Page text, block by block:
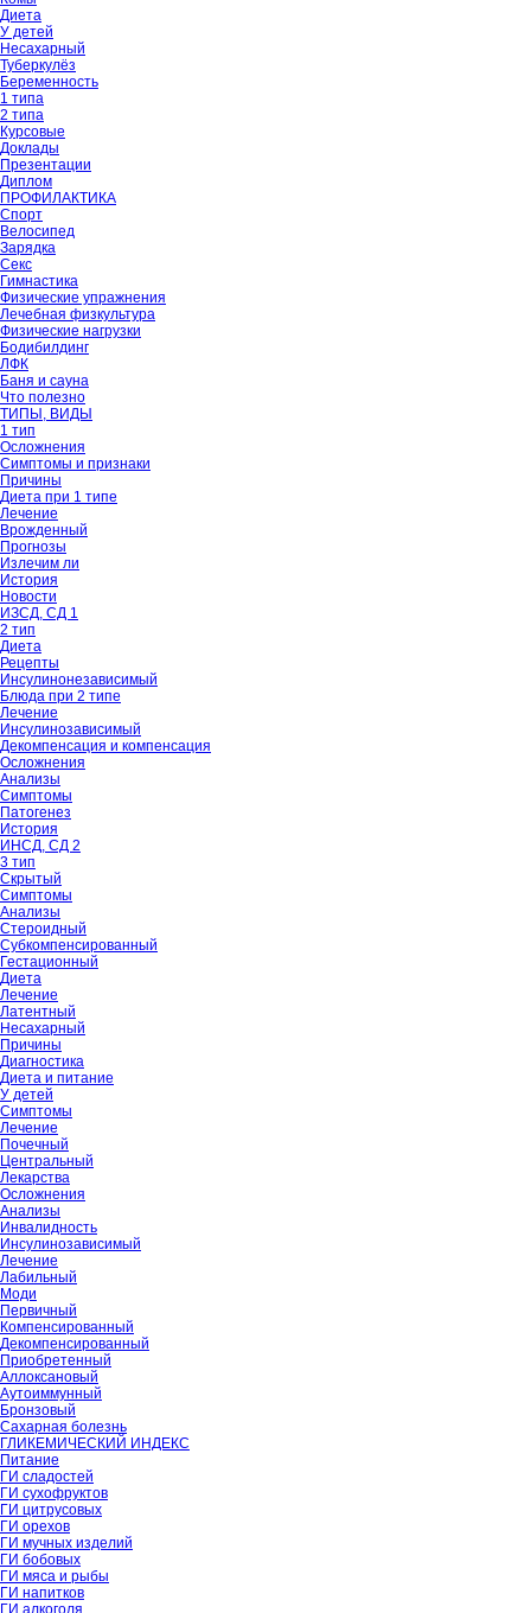
Диета
У детей
Несахарный
Туберкулёз
Беременность
1 типа
2 типа
Курсовые
Доклады
Презентации
Диплом
ПРОФИЛАКТИКА
Спорт
Велосипед
Зарядка
Секс
Гимнастика
Физические упражнения
Лечебная физкультура
Физические нагрузки
Бодибилдинг
ЛФК
Баня и сауна
Что полезно
ТИПЫ, ВИДЫ
1 тип
Осложнения
Симптомы и признаки
Причины
Диета при 1 типе
Лечение
Врожденный
Прогнозы
Излечим ли
История
Новости
ИЗСД, СД 1
2 тип
Диета
Рецепты
Инсулинонезависимый
Блюда при 2 типе
Лечение
Инсулинозависимый
Декомпенсация и компенсация
Осложнения
Анализы
Симптомы
Патогенез
История
ИНСД, СД 2
3 тип
Скрытый
Симптомы
Анализы
Стероидный
Субкомпенсированный
Гестационный
Диета
Лечение
Латентный
Несахарный
Причины
Диагностика
Диета и питание
У детей
Симптомы
Лечение
Почечный
Центральный
Лекарства
Осложнения
Анализы
Инвалидность
Инсулинозависимый
Лечение
Лабильный
Моди
Первичный
Компенсированный
Декомпенсированный
Приобретенный
Аллоксановый
Аутоиммунный
Бронзовый
Сахарная болезнь
ГЛИКЕМИЧЕСКИЙ ИНДЕКС
Питание
ГИ сладостей
ГИ сухофруктов
ГИ цитрусовых
ГИ орехов
ГИ мучных изделий
ГИ бобовых
ГИ мяса и рыбы
ГИ напитков
ГИ алкоголя